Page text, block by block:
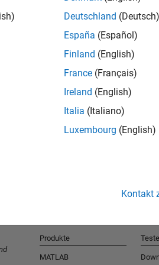
Deutschland (Deutsch)
España (Español)
Finland (English)
France (Français)
Ireland (English)
Italia (Italiano)
Luxembourg (English)
Kontakt
Produkte
MATLAB